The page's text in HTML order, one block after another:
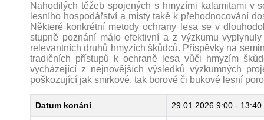
Nahodilých těžeb spojených s hmyzími kalamitami v
lesního hospodářství a místy také k přehodnocování
Některé konkrétní metody ochrany lesa se v
stupně poznání málo efektivní a z výzkumu
relevantních druhů hmyzích škůdců. Příspěvky na
tradičních přístupů k ochraně lesa vůči hmyzím
vycházející z nejnovějších výsledků výzkumných
poškozující jak smrkové, tak borové či bukové lesní
Datum konání 29.01.2026 9:00 - 13:40